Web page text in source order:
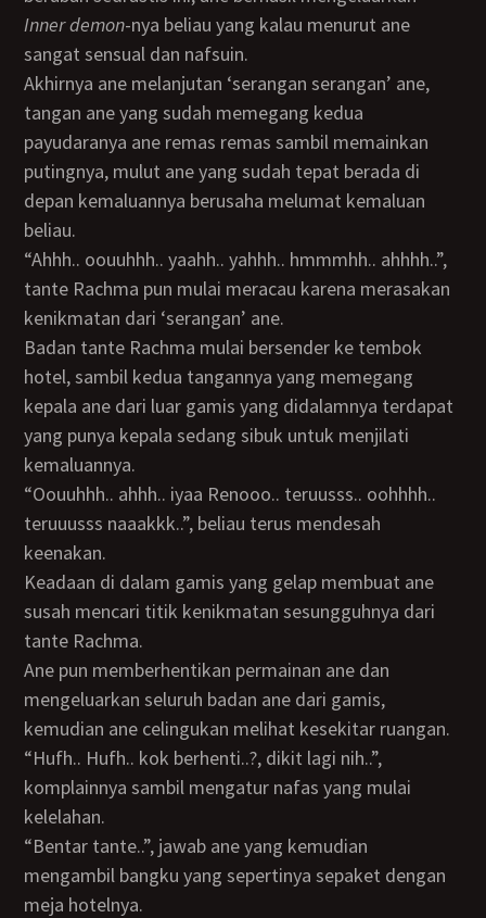
inner demon-nya beliau yang kalau menurut ane
sangat sensual dan nafsuin.
Akhirnya ane melanjutan ‘serangan serangan’ ane,
tangan ane yang sudah memegang kedua
payudaranya ane remas remas sambil memainkan
putingnya, mulut ane yang sudah tepat berada di
depan kemaluannya berusaha melumat kemaluan
beliau.
“Ahhh.. oouuhhh.. yaahh.. yahhh.. hmmmhh.. ahhhh..”,
tante Rachma pun mulai meracau karena merasakan
kenikmatan dari ‘serangan’ ane.
Badan tante Rachma mulai bersender ke tembok
hotel, sambil kedua tangannya yang memegang
kepala ane dari luar gamis yang didalamnya terdapat
yang punya kepala sedang sibuk untuk menjilati
kemaluannya.
“Oouuhhh.. ahhh.. iyaa Renooo.. teruusss.. oohhhh..
teruuusss naaakkk..”, beliau terus mendesah
keenakan.
Keadaan di dalam gamis yang gelap membuat ane
susah mencari titik kenikmatan sesungguhnya dari
tante Rachma.
Ane pun memberhentikan permainan ane dan
mengeluarkan seluruh badan ane dari gamis,
kemudian ane celingukan melihat kesekitar ruangan.
“Hufh.. Hufh.. kok berhenti..?, dikit lagi nih..”,
komplainnya sambil mengatur nafas yang mulai
kelelahan.
“Bentar tante..”, jawab ane yang kemudian
mengambil bangku yang sepertinya sepaket dengan
meja hotelnya.